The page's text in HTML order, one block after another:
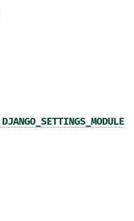
DJANGO_SETTINGS_MODULE